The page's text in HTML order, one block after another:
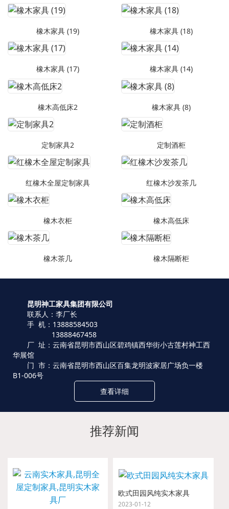
橡木家具 (19) 橡木家具 (18)
橡木家具 (17) 橡木家具 (14)
橡木高低床2 橡木家具 (8)
定制家具2 定制酒柜
红橡木全屋定制家具 红橡木沙发茶几
橡木衣柜 橡木高低床
橡木茶几 橡木隔断柜
昆明神工家具集团有限公司
联系人：李厂长
手 机：13888584503
13888467458
厂 址：云南省昆明市西山区碧鸡镇西华街小古莲村神工西
华展馆
门 市：云南省昆明市西山区百集龙明波家居广场负一楼
B1-006号
查看详细
推荐新闻
欧式田园风纯实木家具
2023-01-12